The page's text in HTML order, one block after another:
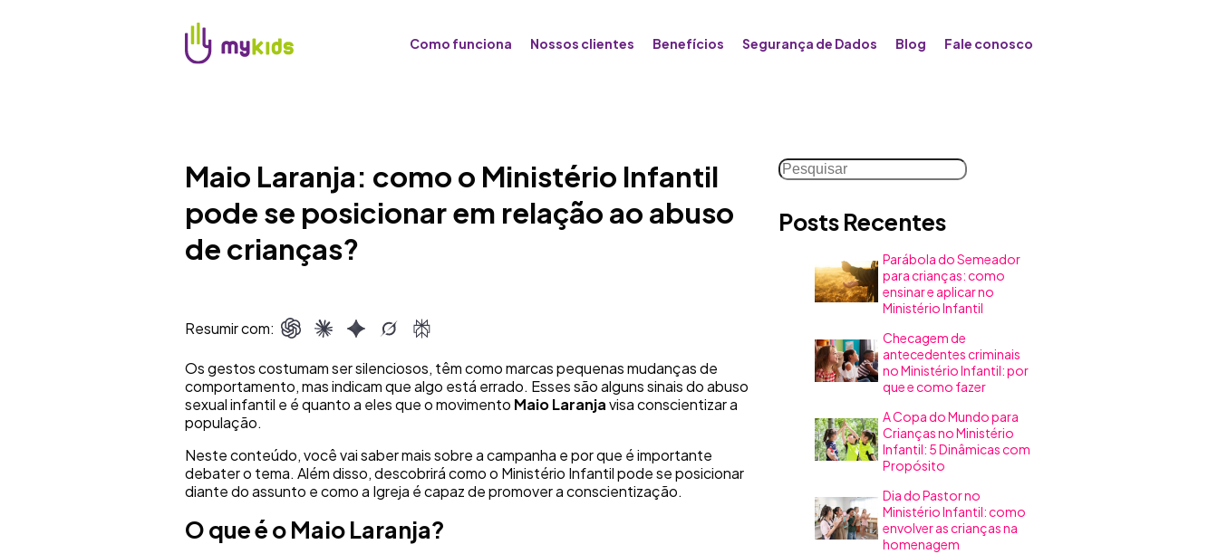
Como funciona Nossos clientes Benefícios Segurança de Dados Blog Fale conosco
Maio Laranja: como o Ministério Infantil
pode se posicionar em relação ao abuso
de crianças?
Resumir com:
Os gestos costumam ser silenciosos, têm como marcas pequenas mudanças de
comportamento, mas indicam que algo está errado. Esses são alguns sinais do abuso
sexual infantil e é quanto a eles que o movimento Maio Laranjavisa conscientizar a
população.
Neste conteúdo, você vai saber mais sobre a campanha e por que é importante
debater o tema. Além disso, descobrirá como o Ministério Infantil pode se posicionar
diante do assunto e como a Igreja é capaz de promover a conscientização.
O que é o Maio Laranja?
Pesquisar
Posts Recentes
Parábola do Semeador
para crianças: como
ensinar e aplicar no
Ministério Infantil
Checagem de
antecedentes criminais
no Ministério Infantil: por
que e como fazer
A Copa do Mundo para
Crianças no Ministério
Infantil: 5 Dinâmicas com
Propósito
Dia do Pastor no
Ministério Infantil: como
envolver as crianças na
homenagem